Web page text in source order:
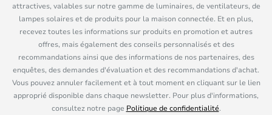
attractives, valables sur notre gamme de luminaires, de ventilateurs, de
lampes solaires et de produits pour la maison connectée. Et en plus,
recevez toutes les informations sur produits en promotion et autres
offres, mais également des conseils personnalisés et des
recommandations ainsi que des informations de nos partenaires, des
enquêtes, des demandes d'évaluation et des recommandations d'achat.
Vous pouvez annuler facilement et à tout moment en cliquant sur le lien
approprié disponible dans chaque newsletter. Pour plus d'informations,
consultez notre page Politique de confidentialité.